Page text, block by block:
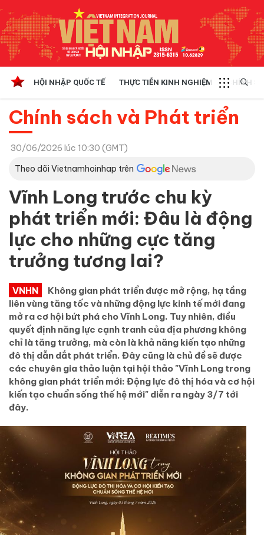
HỘI NHẬP QUỐC TẾ THỰC TIỄN KINH NGHIỆM CHÍNH
Chính sách và Phát triển
30/06/2026 lúc 10:30 (GMT)
Theo dõi Vietnamhoinhap trên
Vĩnh Long trước chu kỳ
phát triển mới: Đâu là động
lực cho những cực tăng
trưởng tương lai?
VNHN
Không gian phát triển được mở rộng, hạ tầng
liên vùng tăng tốc và những động lực kinh tế mới đang
mở ra cơ hội bứt phá cho Vĩnh Long. Tuy nhiên, điều
quyết định năng lực cạnh tranh của địa phương không
chỉ là tăng trưởng, mà còn là khả năng kiến tạo những
đô thị dẫn dắt phát triển. Đây cũng là chủ đề sẽ được
các chuyên gia thảo luận tại hội thảo "Vĩnh Long trong
không gian phát triển mới: Động lực đô thị hóa và cơ hội
kiến tạo chuẩn sống thế hệ mới" diễn ra ngày 3/7 tới
đây.